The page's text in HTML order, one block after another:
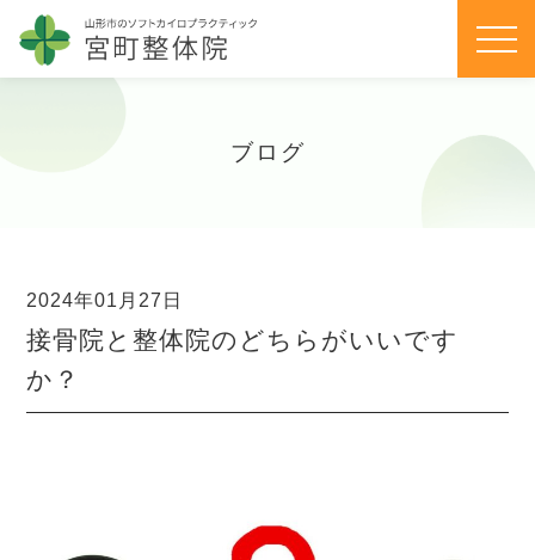
ブログ
2024年01月27日
接骨院と整体院のどちらがいいです
か？